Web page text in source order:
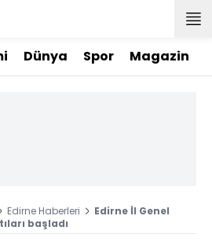
Dünya Spor Magazin
Edirne Haberleri
Edirne İl Genel
başladı